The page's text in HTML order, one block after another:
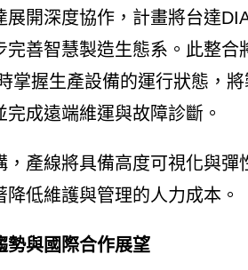
展開深度協作，計畫將台達
完善智慧製造生態系。此整
掌握生產設備的運行狀態，
完成遠端維運與故障診斷。
，產線將具備高度可視化與
降低維護與管理的人力成本。
勢與國際合作展望